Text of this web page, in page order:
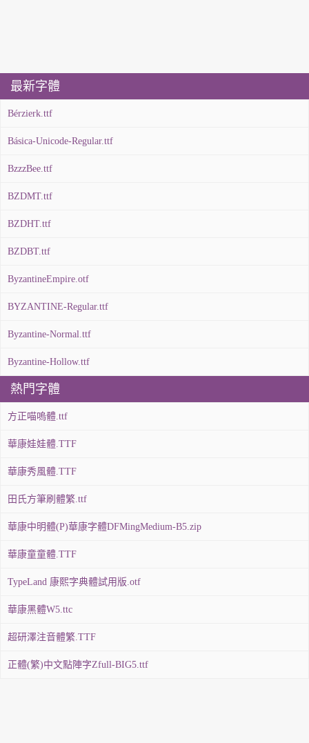
最新字體
Bérzierk.ttf
Básica-Unicode-Regular.ttf
BzzzBee.ttf
BZDMT.ttf
BZDHT.ttf
BZDBT.ttf
ByzantineEmpire.otf
BYZANTINE-Regular.ttf
Byzantine-Normal.ttf
Byzantine-Hollow.ttf
熱門字體
方正喵嗚體.ttf
華康娃娃體.TTF
華康秀風體.TTF
田氏方筆刷體繁.ttf
華康中明體(P)華康字體DFMingMedium-B5.zip
華康童童體.TTF
TypeLand 康熙字典體試用版.otf
華康黑體W5.ttc
超研澤注音體繁.TTF
正體(繁)中文點陣字Zfull-BIG5.ttf